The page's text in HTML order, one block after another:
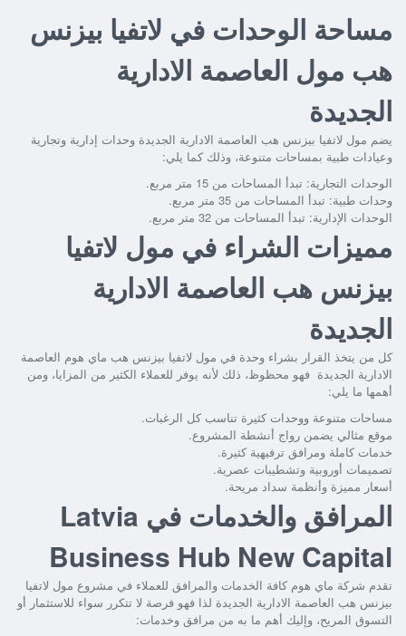
مساحة الوحدات في لاتفيا بيزنس
هب مول العاصمة الادارية
الجديدة
يضم مول لاتفيا بيزنس هب العاصمة الادارية الجديدة وحدات إدارية وتجارية
وعيادات طبية بمساحات متنوعة، وذلك كما يلي:
الوحدات التجارية: تبدأ المساحات من 15 متر مربع.
وحدات طبية: تبدأ المساحات من 35 متر مربع.
الوحدات الإدارية: تبدأ المساحات من 32 متر مربع.
مميزات الشراء في مول لاتفيا
بيزنس هب العاصمة الادارية
الجديدة
كل من يتخذ القرار بشراء وحدة في مول لاتفيا بيزنس هب ماي هوم العاصمة
الادارية الجديدة فهو محظوظ، ذلك لأنه يوفر للعملاء الكثير من المزايا، ومن
أهمها ما يلي:
مساحات متنوعة ووحدات كثيرة تناسب كل الرغبات.
موقع مثالي يضمن رواج أنشطة المشروع.
خدمات كاملة ومرافق ترفيهية كثيرة.
تصميمات أوروبية وتشطيبات عصرية.
أسعار مميزة وأنظمة سداد مريحة.
المرافق والخدمات في Latvia
Business Hub New Capital
تقدم شركة ماي هوم كافة الخدمات والمرافق للعملاء في مشروع مول لاتفيا
بيزنس هب العاصمة الادارية الجديدة لذا فهو فرصة لا تتكرر سواء للاستثمار أو
التسوق المريح، وإليك أهم ما به من مرافق وخدمات: